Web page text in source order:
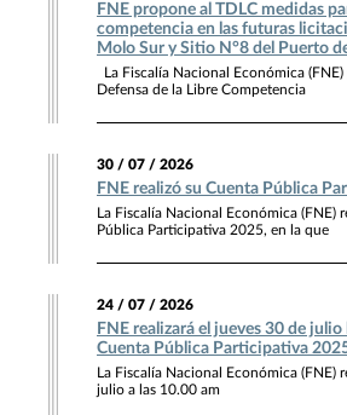
FNE propone al TDLC medidas
competencia en las futuras
Molo Sur y Sitio N°8 del Puerto
La Fiscalía Nacional Económica
Defensa de la Libre Competencia
30 / 07 / 2026
FNE realizó su Cuenta Pública
La Fiscalía Nacional Económica (FNE)
Pública Participativa 2025, en la que
24 / 07 / 2026
FNE realizará el jueves 30 de
Cuenta Pública Participativa
La Fiscalía Nacional Económica (FNE)
julio a las 10.00 am